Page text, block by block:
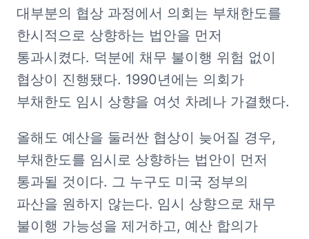
대부분의 협상 과정에서 의회는 부채한도를
한시적으로 상향하는 법안을 먼저
통과시켰다. 덕분에 채무 불이행 위험 없이
협상이 진행됐다. 1990년에는 의회가
부채한도 임시 상향을 여섯 차례나 가결했다.
올해도 예산을 둘러싼 협상이 늦어질 경우,
부채한도를 임시로 상향하는 법안이 먼저
통과될 것이다. 그 누구도 미국 정부의
파산을 원하지 않는다. 임시 상향으로 채무
불이행 가능성을 제거하고, 예산 합의가